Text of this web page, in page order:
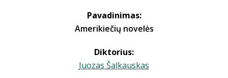
Pavadinimas:
Amerikiečių novelės
Diktorius:
Juozas Šalkauskas